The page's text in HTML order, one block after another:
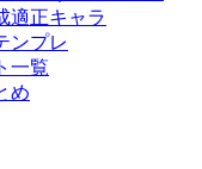
適正キャラ
ンプレ
一覧
め